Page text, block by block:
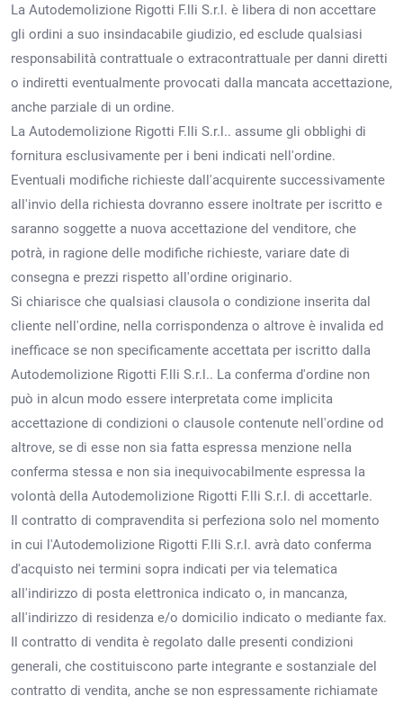
La Autodemolizione Rigotti F.lli S.r.l. è libera di non accettare
gli ordini a suo insindacabile giudizio, ed esclude qualsiasi
responsabilità contrattuale o extracontrattuale per danni diretti
o indiretti eventualmente provocati dalla mancata accettazione,
anche parziale di un ordine.
La Autodemolizione Rigotti F.lli S.r.l.. assume gli obblighi di
fornitura esclusivamente per i beni indicati nell'ordine.
Eventuali modifiche richieste dall'acquirente successivamente
all'invio della richiesta dovranno essere inoltrate per iscritto e
saranno soggette a nuova accettazione del venditore, che
potrà, in ragione delle modifiche richieste, variare date di
consegna e prezzi rispetto all'ordine originario.
Si chiarisce che qualsiasi clausola o condizione inserita dal
cliente nell'ordine, nella corrispondenza o altrove è invalida ed
inefficace se non specificamente accettata per iscritto dalla
Autodemolizione Rigotti F.lli S.r.l.. La conferma d'ordine non
può in alcun modo essere interpretata come implicita
accettazione di condizioni o clausole contenute nell'ordine od
altrove, se di esse non sia fatta espressa menzione nella
conferma stessa e non sia inequivocabilmente espressa la
volontà della Autodemolizione Rigotti F.lli S.r.l. di accettarle.
Il contratto di compravendita si perfeziona solo nel momento
in cui l'Autodemolizione Rigotti F.lli S.r.l. avrà dato conferma
d'acquisto nei termini sopra indicati per via telematica
all'indirizzo di posta elettronica indicato o, in mancanza,
all'indirizzo di residenza e/o domicilio indicato o mediante fax.
Il contratto di vendita è regolato dalle presenti condizioni
generali, che costituiscono parte integrante e sostanziale del
contratto di vendita, anche se non espressamente richiamate